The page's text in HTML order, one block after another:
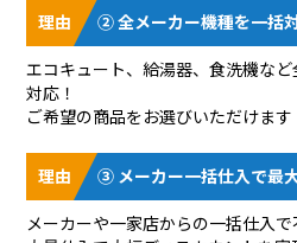
② 全メーカー機種を一括
エコキュート、給湯器、食洗機な
対応！
ご希望の商品をお選びいただけます
③ メーカー一括仕入で最
メーカーや一家店からの一括仕入で